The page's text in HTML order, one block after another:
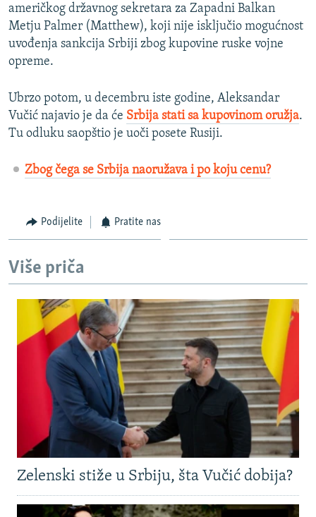
američkog državnog sekretara za Zapadni Balkan
Metju Palmer (Matthew), koji nije isključio mogućnost
uvođenja sankcija Srbiji zbog kupovine ruske vojne
opreme.
Ubrzo potom, u decembru iste godine, Aleksandar
Vučić najavio je da će Srbija stati sa kupovinom oružja.
Tu odluku saopštio je uoči posete Rusiji.
Zbog čega se Srbija naoružava i po koju cenu?
Podijelite Pratite nas
Više priča
Zelenski stiže u Srbiju, šta Vučić dobija?